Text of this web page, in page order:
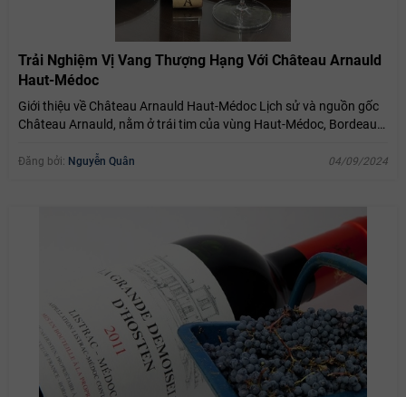
Trải Nghiệm Vị Vang Thượng Hạng Với Château Arnauld
Haut-Médoc
Giới thiệu về Château Arnauld Haut-Médoc Lịch sử và nguồn gốc
Château Arnauld, nằm ở trái tim của vùng Haut-Médoc, Bordeaux,
Đăng bởi: Nguyễn Quân 04/09/2024